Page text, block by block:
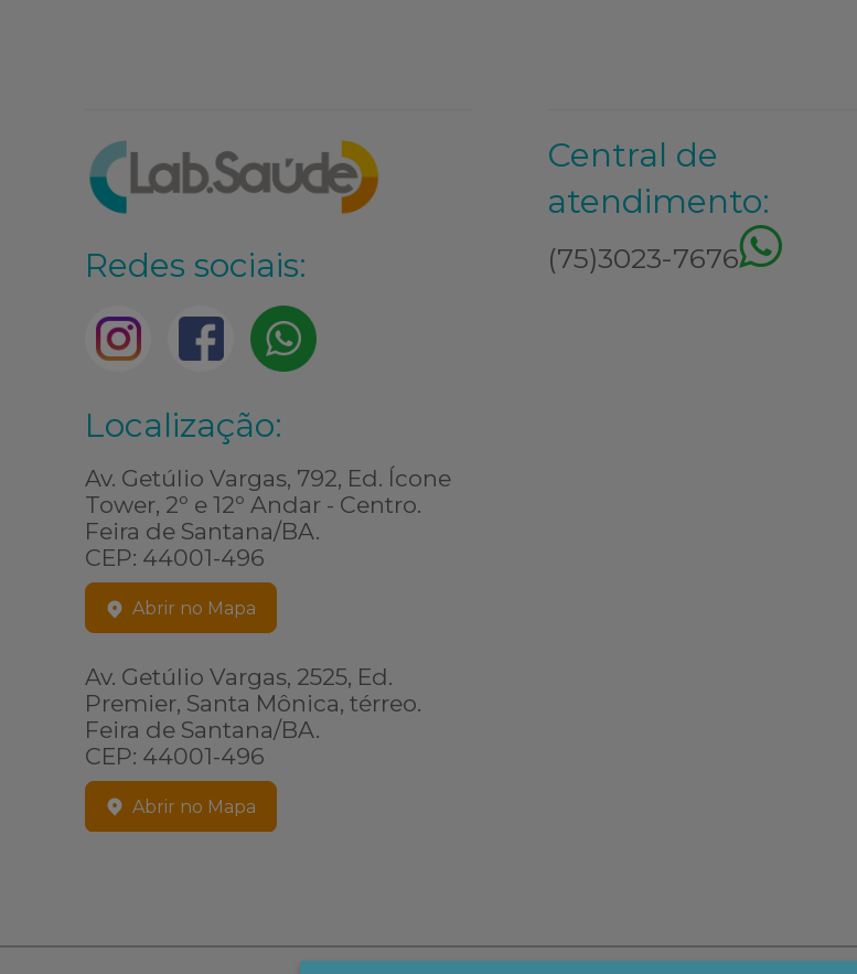
Redes sociais:
Localização:
Av. Getúlio Vargas, 792, Ed. Ícone
Tower, 2º e 12º Andar - Centro.
Feira de Santana/BA.
CEP: 44001-496
Abrir no Mapa
Av. Getúlio Vargas, 2525, Ed.
Premier, Santa Mônica, térreo.
Feira de Santana/BA.
CEP: 44001-496
Abrir no Mapa
Central de
atendimento:
(75)3023-7676